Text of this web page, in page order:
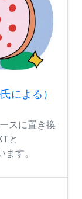
による）
スに置き換
と
す。